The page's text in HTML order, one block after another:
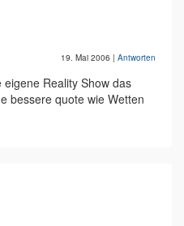
19. Mai 2006 | Antworten
Reality Show das
bessere quote wie Wetten